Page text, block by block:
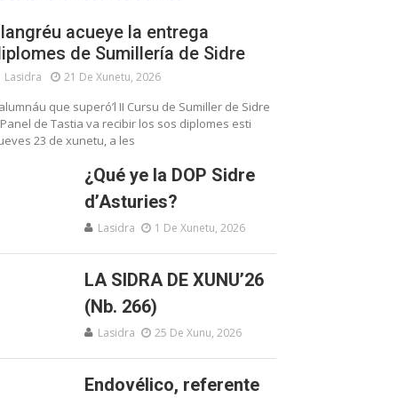
acueye la entrega
de Sumillería de Sidre
Lasidra 21 De Xunetu, 2026
que superó’l II Cursu de Sumiller de Sidre
de Tastia va recibir los sos diplomes esti
23 de xunetu, a les
¿Qué ye la DOP Sidre
d’Asturies?
Lasidra 1 De Xunetu, 2026
LA SIDRA DE XUNU’26
(Nb. 266)
Lasidra 25 De Xunu, 2026
Endovélico, referente